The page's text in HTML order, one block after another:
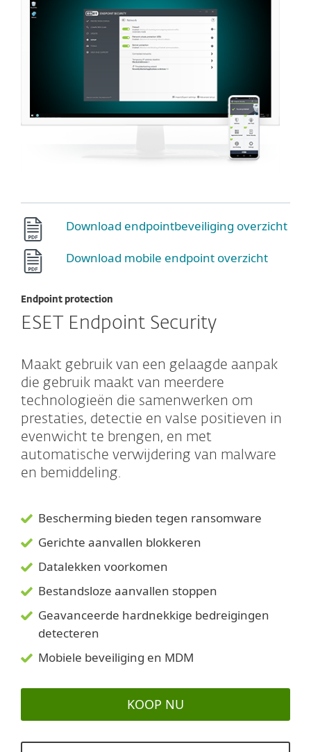
Download endpointbeveiliging overzicht
Download mobile endpoint overzicht
Endpoint protection
ESET Endpoint Security
Maakt gebruik van een gelaagde aanpak
die gebruik maakt van meerdere
technologieën die samenwerken om
prestaties, detectie en valse positieven in
evenwicht te brengen, en met
automatische verwijdering van malware
en bemiddeling.
Bescherming bieden tegen ransomware
Gerichte aanvallen blokkeren
Datalekken voorkomen
Bestandsloze aanvallen stoppen
Geavanceerde hardnekkige bedreigingen
detecteren
Mobiele beveiliging en MDM
KOOP NU